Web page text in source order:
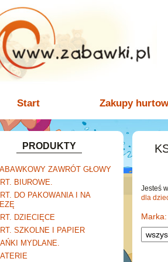
Start Zakupy
PRODUKTY
ZAWRÓT GŁOWY
Welly.
Mały naukowiec.
Zabawki dla chłopców.
cybertransformacja
Akcesoria dla lalek.
BIUROWE.
Kalendarze.
Książkowe
Wieloletnie
Ścienne
Zdzieraki
Dziurkacze i zszywacze.
Klipy i spinacze.
Korektory.
Skoroszyty, teczki i segregatory.
DO PAKOWANIA I NA
DZIECIĘCE
Artykuły drogeryjne.
Produkty dla mamy i
SZKOLNE I PAPIER
Tornistry, plecaki i walizki.
Drobne artykuły szkolne.
MYDLANE.
Jesteś
dla
Marka: